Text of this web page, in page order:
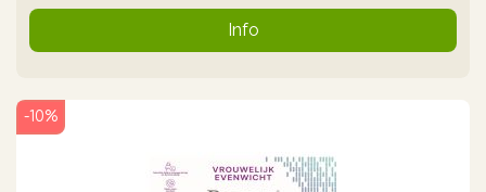
Info
-10%